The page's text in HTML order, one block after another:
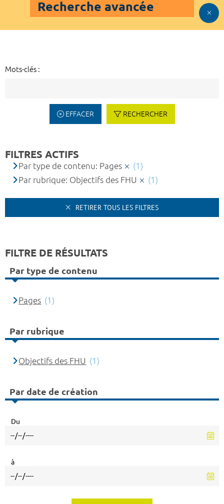
Recherche avancée
Mots-clés :
EFFACER RECHERCHER
FILTRES ACTIFS
Par type de contenu: Pages
(1)
Par rubrique: Objectifs des FHU
(1)
RETIRER TOUS LES FILTRES
FILTRE DE RÉSULTATS
Par type de contenu
Pages (1)
Par rubrique
Objectifs des FHU (1)
Par date de création
Du
à